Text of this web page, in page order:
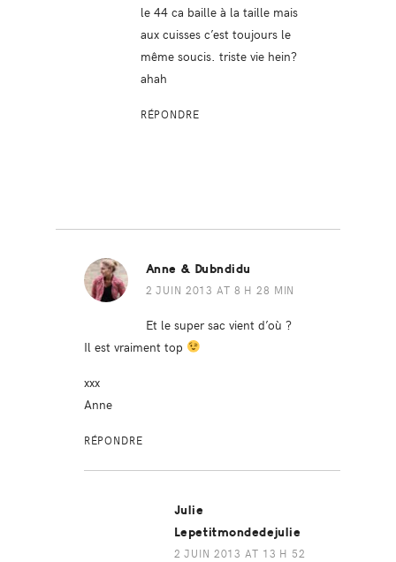
le 44 ca baille à la taille mais
aux cuisses c’est toujours le
même soucis. triste vie hein?
ahah
RÉPONDRE
Anne & Dubndidu
2 JUIN 2013 AT 8 H 28 MIN
Et le super sac vient d’où ?
Il est vraiment top
xxx
Anne
RÉPONDRE
Julie
Lepetitmondedejulie
2 JUIN 2013 AT 13 H 52